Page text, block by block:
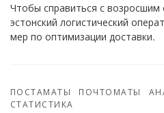
Чтобы справиться с
эстонский логистический
мер по оптимизации доставки.
ПОСТАМАТЫ ПОЧТОМАТЫ
СТАТИСТИКА